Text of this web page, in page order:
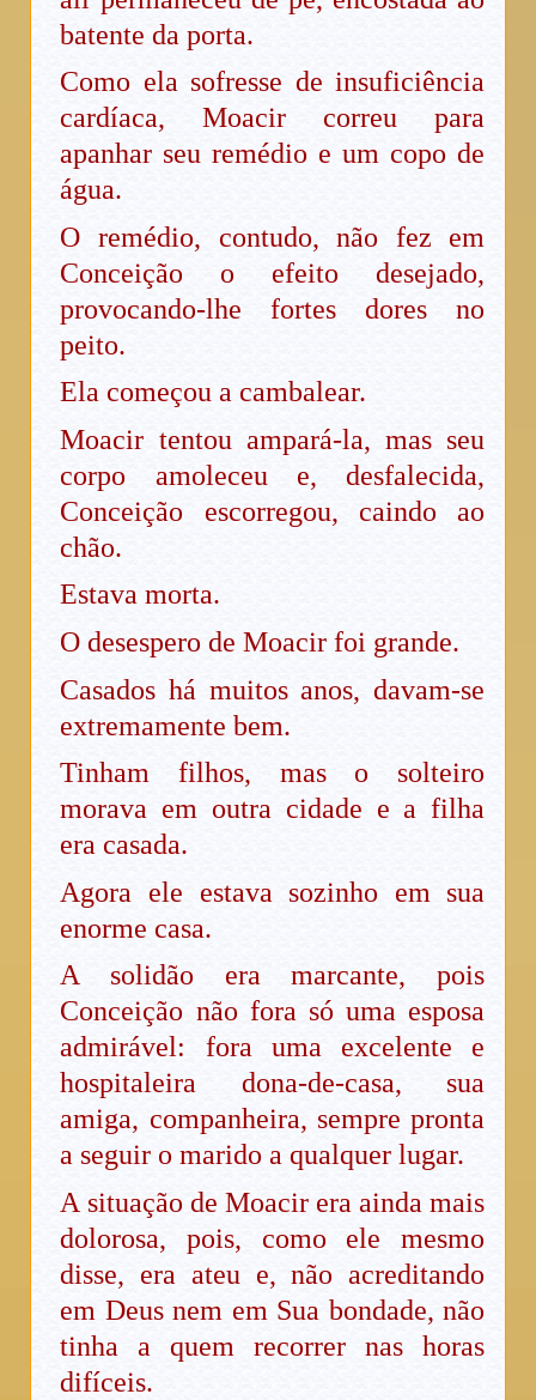
batente da porta.
Como ela sofresse de insuficiência
cardíaca, Moacir correu para
apanhar seu remédio e um copo de
água.
O remédio, contudo, não fez em
Conceição o efeito desejado,
provocando-lhe fortes dores no
peito.
Ela começou a cambalear.
Moacir tentou ampará-la, mas seu
corpo amoleceu e, desfalecida,
Conceição escorregou, caindo ao
chão.
Estava morta.
O desespero de Moacir foi grande.
Casados há muitos anos, davam-se
extremamente bem.
Tinham filhos, mas o solteiro
morava em outra cidade e a filha
era casada.
Agora ele estava sozinho em sua
enorme casa.
A solidão era marcante, pois
Conceição não fora só uma esposa
admirável: fora uma excelente e
hospitaleira dona-de-casa, sua
amiga, companheira, sempre pronta
a seguir o marido a qualquer lugar.
A situação de Moacir era ainda mais
dolorosa, pois, como ele mesmo
disse, era ateu e, não acreditando
em Deus nem em Sua bondade, não
tinha a quem recorrer nas horas
difíceis.